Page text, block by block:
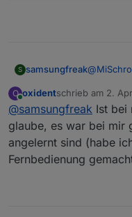
S samsungfreak@
Ich habe
aber
KLF200
Leider
der
O
Online
oxidentschrieb am 2.
zuletzt editiert
@samsungfreak Ist bei
glaube, es war bei mir
angelernt sind (habe
Fernbedienung